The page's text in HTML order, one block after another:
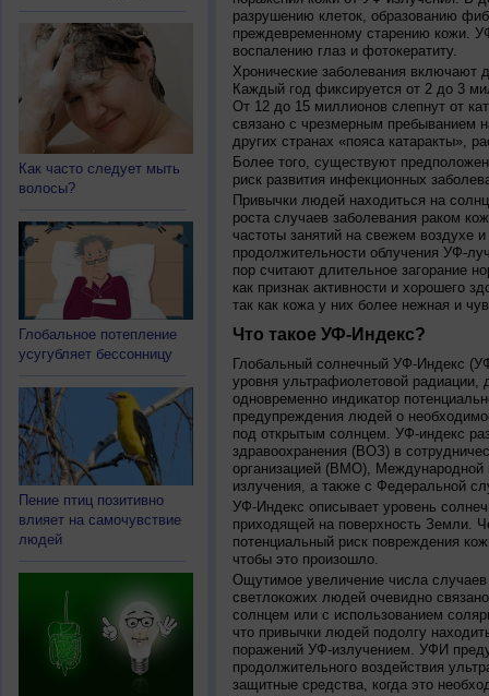
Как часто следует мыть
волосы?
Глобальное потепление
усугубляет бессонницу
Пение птиц позитивно
влияет на самочувствие
людей
разрушению клеток, образованию
преждевременному старению кожи.
воспалению глаз и фотокератиту.
Хронические заболевания включают
Каждый год фиксируется от 2 до 3
От 12 до 15 миллионов слепнут от
связано с чрезмерным пребыванием
других странах «пояса катаракты»,
Более того, существуют
риск развития инфекционных
Привычки людей находиться на
роста случаев заболевания раком
частоты занятий на свежем воздухе
продолжительности облучения УФ-
пор считают длительное загорание
как признак активности и хорошего
так как кожа у них более нежная и
Что такое УФ-Индекс?
Глобальный солнечный УФ-Индекс
уровня ультрафиолетовой
одновременно индикатор
предупреждения людей о
под открытым солнцем. УФ-индекс
здравоохранения (ВОЗ) в
организацией (ВМО), Международной
излучения, а также с Федеральной
УФ-Индекс описывает уровень
приходящей на поверхность Земли.
потенциальный риск повреждения
чтобы это произошло.
Ощутимое увеличение числа
светлокожих людей очевидно
солнцем или с использованием
что привычки людей подолгу
поражений УФ-излучением. УФИ
продолжительного воздействия
защитные средства, когда это